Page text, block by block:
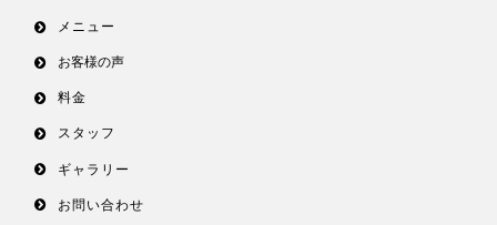
メニュー
お客様の声
料金
スタッフ
ギャラリー
お問い合わせ